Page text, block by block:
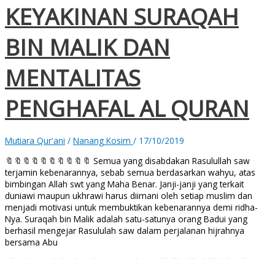
KEYAKINAN SURAQAH
BIN MALIK DAN
MENTALITAS
PENGHAFAL AL QURAN
Mutiara Qur'ani / Nanang Kosim / 17/10/2019
🔖🔖🔖🔖🔖🔖🔖🔖🔖🔖 Semua yang disabdakan Rasulullah saw
terjamin kebenarannya, sebab semua berdasarkan wahyu, atas
bimbingan Allah swt yang Maha Benar. Janji-janji yang terkait
duniawi maupun ukhrawi harus diimani oleh setiap muslim dan
menjadi motivasi untuk membuktikan kebenarannya demi ridha-
Nya. Suraqah bin Malik adalah satu-satunya orang Badui yang
berhasil mengejar Rasululah saw dalam perjalanan hijrahnya
bersama Abu